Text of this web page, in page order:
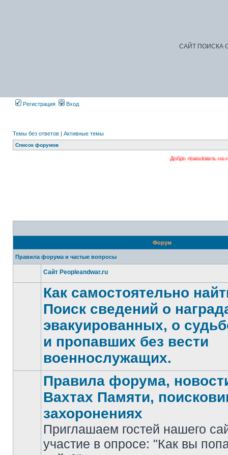
САЙТ ПОИСКА
Регистрация Вход
Темы без ответов | Активные темы
Список форумов
Добро пожаловать на наш форум.
Форум
Правила форума и частые вопросы
Нет
непрочитанных
сообщений
Сайт Peopleandwar.ru
непрочитанных
сообщений
Как самостоятельно
Поиск сведений о
эвакуированных, о
и пропавших без вести
военнослужащих.
Правила форума,
Вахтах Памяти,
захоронениях
Приглашаем гостей нашего
участие в опросе: "Как вы